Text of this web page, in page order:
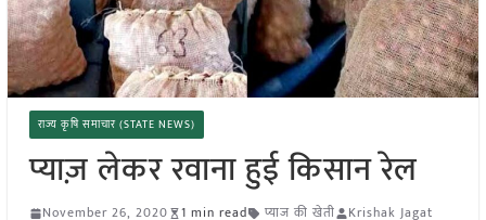
राज्य कृषि समाचार (STATE NEWS)
प्याज़ लेकर रवाना हुई किसान रेल
November 26, 2020 1 min read प्याज की खेती Krishak Jagat